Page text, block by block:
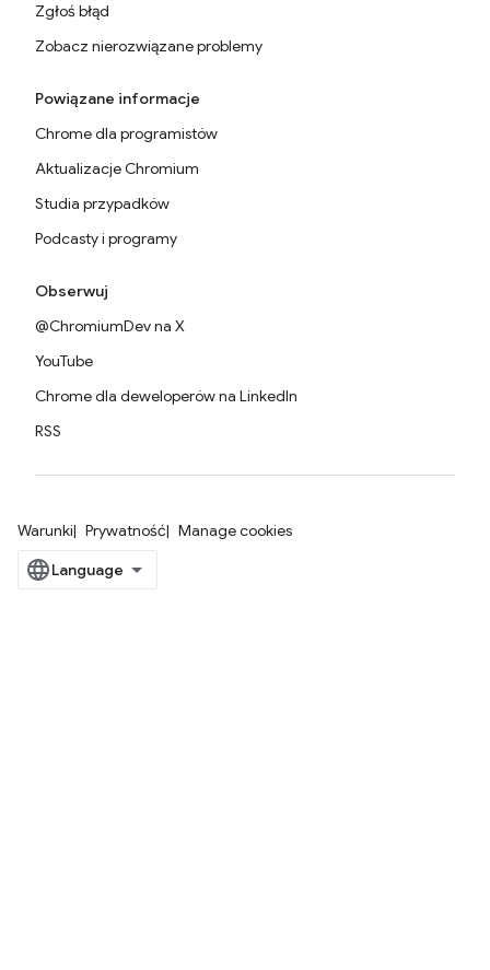
Zgłoś błąd
Zobacz nierozwiązane problemy
Powiązane informacje
Chrome dla programistów
Aktualizacje Chromium
Studia przypadków
Podcasty i programy
Obserwuj
@ChromiumDev na X
YouTube
Chrome dla deweloperów na LinkedIn
RSS
Warunki Prywatność Manage cookies